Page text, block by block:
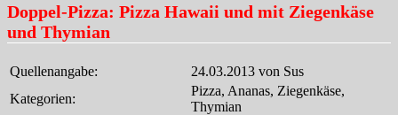
Doppel-Pizza: Pizza Hawaii und mit Ziegenkäse
und Thymian
Quellenangabe:
24.03.2013 von Sus
Kategorien:
Pizza, Ananas, Ziegenkäse,
Thymian